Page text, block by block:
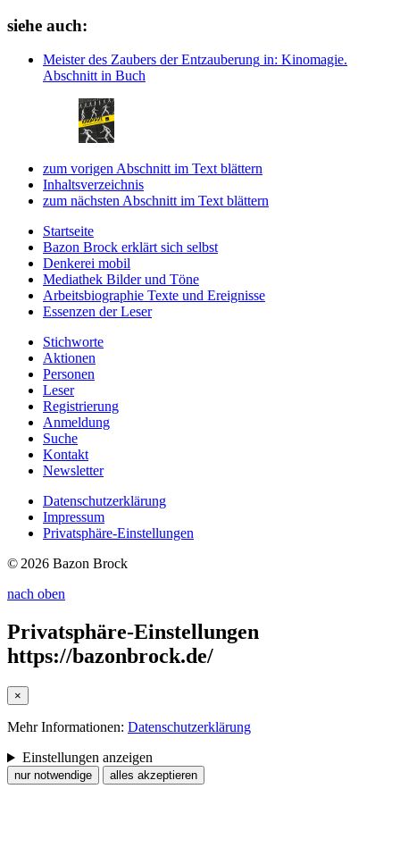
siehe auch:
Meister des Zaubers der Entzauberung in: Kinomagie.
Abschnitt in Buch
zum vorigen Abschnitt im Text blättern
Inhaltsverzeichnis
zum nächsten Abschnitt im Text blättern
Startseite
Bazon Brock erklärt sich selbst
Denkerei mobil
Mediathek Bilder und Töne
Arbeitsbiographie Texte und Ereignisse
Essenzen der Leser
Stichworte
Aktionen
Personen
Leser
Registrierung
Anmeldung
Suche
Kontakt
Newsletter
Datenschutzerklärung
Impressum
Privatsphäre-Einstellungen
© 2026 Bazon Brock
nach oben
Privatsphäre-Einstellungen
https://bazonbrock.de/
×
Mehr Informationen: Datenschutzerklärung
Einstellungen anzeigen
nur notwendige alles akzeptieren